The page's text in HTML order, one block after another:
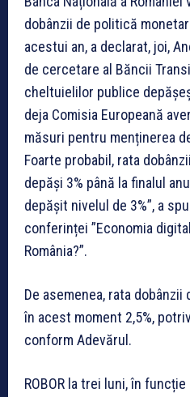
dobânzii de politică
acestui an, a declarat, joi,
de cercetare al Băncii
cheltuielilor publice
deja Comisia Europeană
măsuri pentru menținerea
Foarte probabil, rata
depăși 3% până la finalul
depășit nivelul de 3%”, a
conferinței ”Economia
România?”.
De asemenea, rata
în acest moment 2,5%,
conform Adevărul.
ROBOR la trei luni, în